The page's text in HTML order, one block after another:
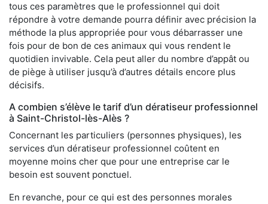
tous ces paramètres que le professionnel qui doit
répondre à votre demande pourra définir avec précision la
méthode la plus appropriée pour vous débarrasser une
fois pour de bon de ces animaux qui vous rendent le
quotidien invivable. Cela peut aller du nombre d’appât ou
de piège à utiliser jusqu’à d’autres détails encore plus
décisifs.
A combien s’élève le tarif d’un dératiseur professionnel
à Saint-Christol-lès-Alès ?
Concernant les particuliers (personnes physiques), les
services d’un dératiseur professionnel coûtent en
moyenne moins cher que pour une entreprise car le
besoin est souvent ponctuel.
En revanche, pour ce qui est des personnes morales